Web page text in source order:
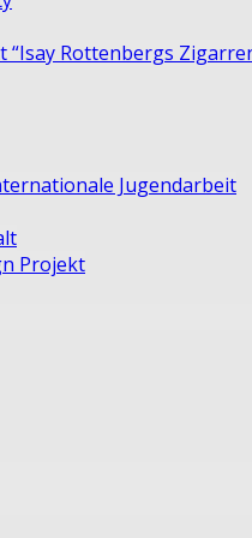
“Isay Rottenbergs
Jugendarbeit
Projekt